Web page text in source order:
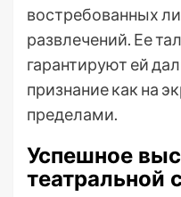
востребованных
развлечений. Ее
гарантируют ей
признание как на
пределами.
Успешное
театральной